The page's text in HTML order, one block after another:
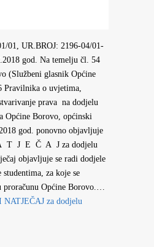
01, UR.BROJ: 2196-04/01-
god. Na temelju čl. 54
(Službeni glasnik Općine
Pravilnika o uvjetima,
prava na dodjelu
Općine Borovo, općinski
god. ponovno objavljuje
J E Č A J za dodjelu
objavljuje se radi dodjele
studentima, za koje se
proračunu Općine Borovo.…
NATJEČAJ za dodjelu